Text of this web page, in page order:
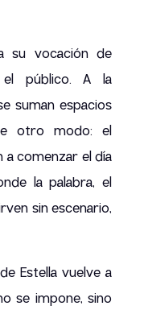
su vocación de
público. A la
suman espacios
otro modo: el
a comenzar el día
la palabra, el
sin escenario,
Estella vuelve a
se impone, sino